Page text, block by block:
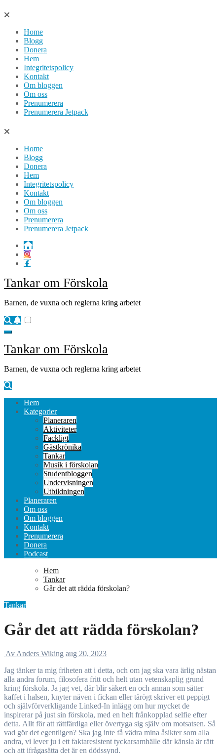
Hoppa
innehållHome
Blogg
Donera
Hem
Integritetspolicy
Kontakt
Om bloggen
Om oss
Prenumerera
Prenumerera Jetpack
Home
Blogg
Donera
Hem
Integritetspolicy
Kontakt
Om bloggen
Om oss
Prenumerera
Prenumerera Jetpack
Tankar om Förskola
Barnen, de vuxna och reglerna kring arbetet
Tankar om Förskola
Barnen, de vuxna och reglerna kring arbetet
Hem
Kategorier
Planeraren
Aktiviteter
Fackligt
Gästkrönika
Tankar
Musik i förskolan
Studentbloggen
Undervisningen
Utbildningen
Planeraren
Om oss
Om bloggen
Kontakt
Prenumerera
Donera
Podcast
Hem
Tankar
Går det att rädda förskolan?
Tankar
Går det att rädda förskolan?
Av Anders Wiking aug 20, 2023
Jag tänker ta mig friheten att i detta, och om jag ska vara ärlig nästan
alla andra forum, filosofera fritt och helt utan vetenskaplig grund
kring förskola. Ja jag vet, där blir säkert en och annan som sätter
kaffet i halsen, knyter näven i fickan eller tårögt skriver ett peppigt
och självförverkligande Linked-In inlägg om hur mycket de
inspirerar på just sin förskola, med en helt frånkopplad selfie efter
detta. Allt för att rättfärdiga eller övertyga sig själv om motsatsen. Så
vad gör det egentligen? Ska jag inte få vädra mina åsikter som alla
andra, vi lever ju i ett faktaresistent tyckarsamhälle där känsla är rätt
och att ifrågasätta det är en dödssynd.